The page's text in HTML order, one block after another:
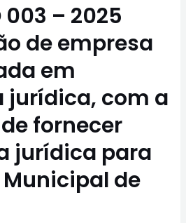
003 – 2025
de empresa
em
jurídica, com a
fornecer
jurídica para
de